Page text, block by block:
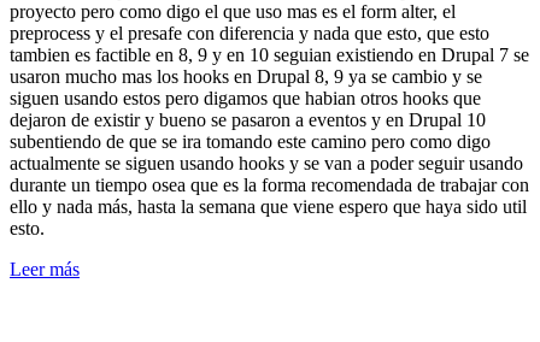
proyecto pero como digo el que uso mas es el form alter, el
preprocess y el presafe con diferencia y nada que esto, que esto
tambien es factible en 8, 9 y en 10 seguian existiendo en Drupal 7 se
usaron mucho mas los hooks en Drupal 8, 9 ya se cambio y se
siguen usando estos pero digamos que habian otros hooks que
dejaron de existir y bueno se pasaron a eventos y en Drupal 10
subentiendo de que se ira tomando este camino pero como digo
actualmente se siguen usando hooks y se van a poder seguir usando
durante un tiempo osea que es la forma recomendada de trabajar con
ello y nada más, hasta la semana que viene espero que haya sido util
esto.
Leer más